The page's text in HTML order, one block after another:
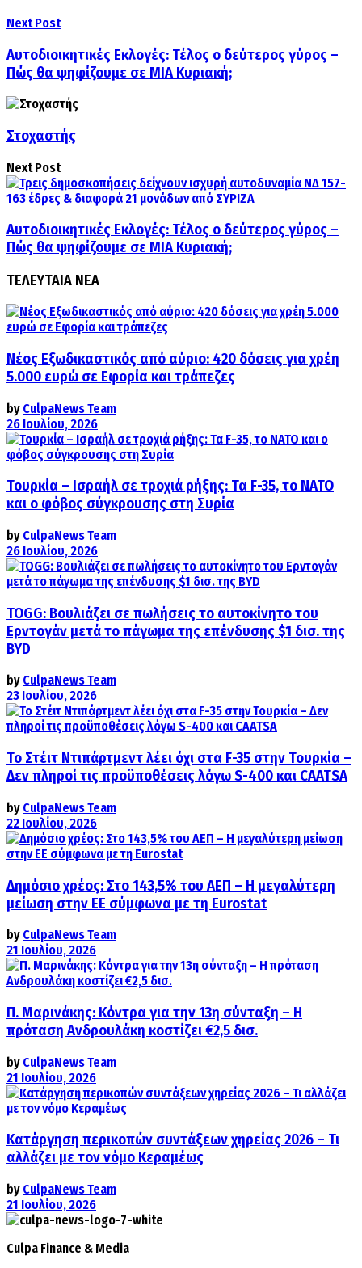
Next Post
Αυτοδιοικητικές Εκλογές: Τέλος ο δεύτερος γύρος –
Πώς θα ψηφίζουμε σε ΜΙΑ Κυριακή;
Στοχαστής
Next Post
Αυτοδιοικητικές Εκλογές: Τέλος ο δεύτερος γύρος –
Πώς θα ψηφίζουμε σε ΜΙΑ Κυριακή;
ΤΕΛΕΥΤΑΙΑ ΝΕΑ
Νέος Εξωδικαστικός από αύριο: 420 δόσεις για χρέη
5.000 ευρώ σε Εφορία και τράπεζες
by CulpaNews Team
26 Ιουλίου, 2026
Τουρκία – Ισραήλ σε τροχιά ρήξης: Τα F-35, το ΝΑΤΟ
και ο φόβος σύγκρουσης στη Συρία
by CulpaNews Team
26 Ιουλίου, 2026
TOGG: Βουλιάζει σε πωλήσεις το αυτοκίνητο του
Ερντογάν μετά το πάγωμα της επένδυσης $1 δισ. της
BYD
by CulpaNews Team
23 Ιουλίου, 2026
Το Στέιτ Ντιπάρτμεντ λέει όχι στα F-35 στην Τουρκία –
Δεν πληροί τις προϋποθέσεις λόγω S-400 και CAATSA
by CulpaNews Team
22 Ιουλίου, 2026
Δημόσιο χρέος: Στο 143,5% του ΑΕΠ – Η μεγαλύτερη
μείωση στην ΕΕ σύμφωνα με τη Eurostat
by CulpaNews Team
21 Ιουλίου, 2026
Π. Μαρινάκης: Κόντρα για την 13η σύνταξη – Η
πρόταση Ανδρουλάκη κοστίζει €2,5 δισ.
by CulpaNews Team
21 Ιουλίου, 2026
Κατάργηση περικοπών συντάξεων χηρείας 2026 – Τι
αλλάζει με τον νόμο Κεραμέως
by CulpaNews Team
21 Ιουλίου, 2026
Culpa Finance & Media